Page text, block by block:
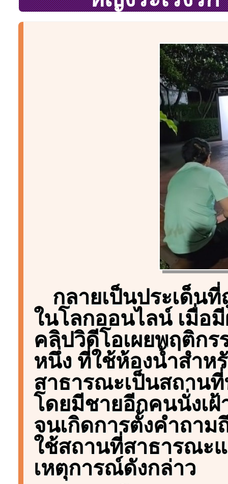
กลายเป็นประเด็น
ในโลกออนไลน์ เมื่อ
คลิปวิดีโอเผยพฤติก
หนึ่ง ที่ใช้ห้องน้ำสำห
สาธารณะเป็นสถาน
โดยมีชายอีกคนนั่งเฝ้
จนเกิดการตั้งคำถาม
ใช้สถานที่สาธารณะ
เหตุการณ์ดังกล่าว